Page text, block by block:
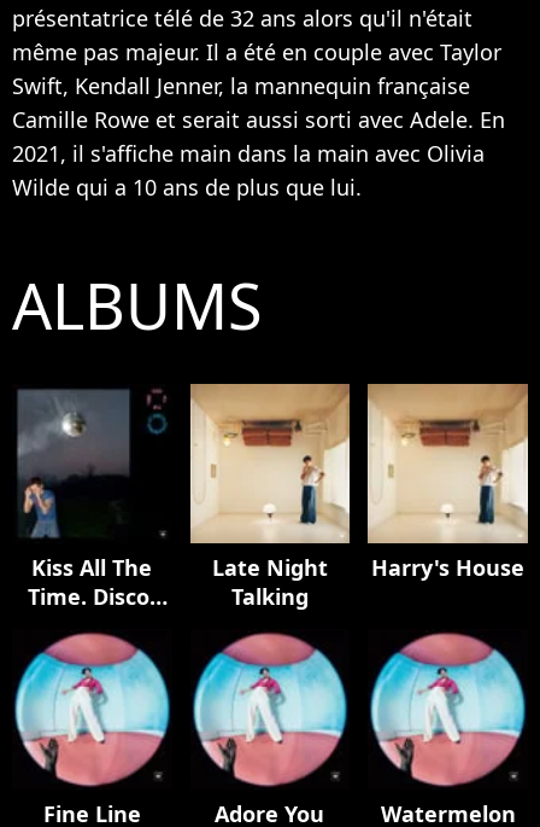
présentatrice télé de 32 ans alors qu'il n'était
même pas majeur. Il a été en couple avec Taylor
Swift, Kendall Jenner, la mannequin française
Camille Rowe et serait aussi sorti avec Adele. En
2021, il s'affiche main dans la main avec Olivia
Wilde qui a 10 ans de plus que lui.
ALBUMS
Kiss All The
Time. Disco,
Occasionally.
Late Night
Talking
Harry's House
Fine Line Adore You
Watermelon